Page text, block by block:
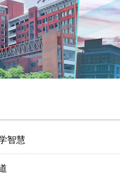
智慧